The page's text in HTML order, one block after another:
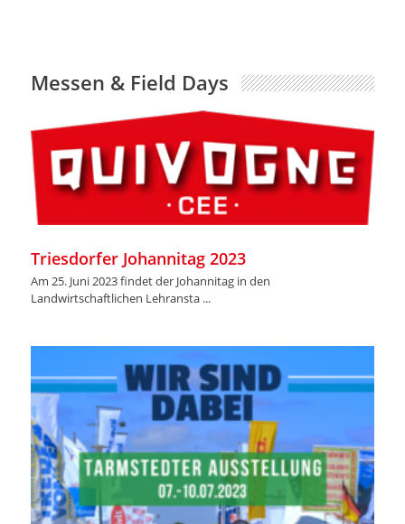
NEU 2017: APF SL
Schwere Forstscheibenegge mit
Scheiben Ø1020 oder Ø910 mm
für die Kultivierung und Dekompression von
naturbelassenen Böden ...
Messen & Field Days
Triesdorfer Johannitag 2023
Am 25. Juni 2023 findet der Johannitag in den
Landwirtschaftlichen Lehransta ...